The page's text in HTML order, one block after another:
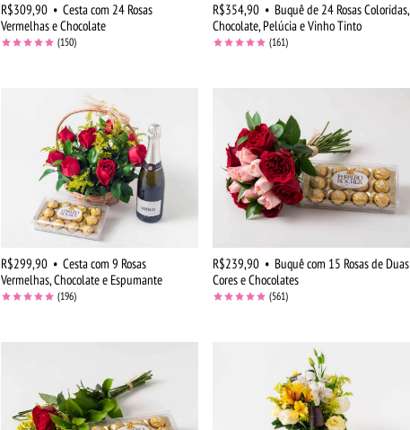
R$309,90 • Cesta com 24 Rosas
Vermelhas e Chocolate
(150)
R$354,90 • Buquê de 24 Rosas Coloridas,
Chocolate, Pelúcia e Vinho Tinto
(161)
R$299,90 • Cesta com 9 Rosas
Vermelhas, Chocolate e Espumante
(196)
R$239,90 • Buquê com 15 Rosas de Duas
Cores e Chocolates
(561)